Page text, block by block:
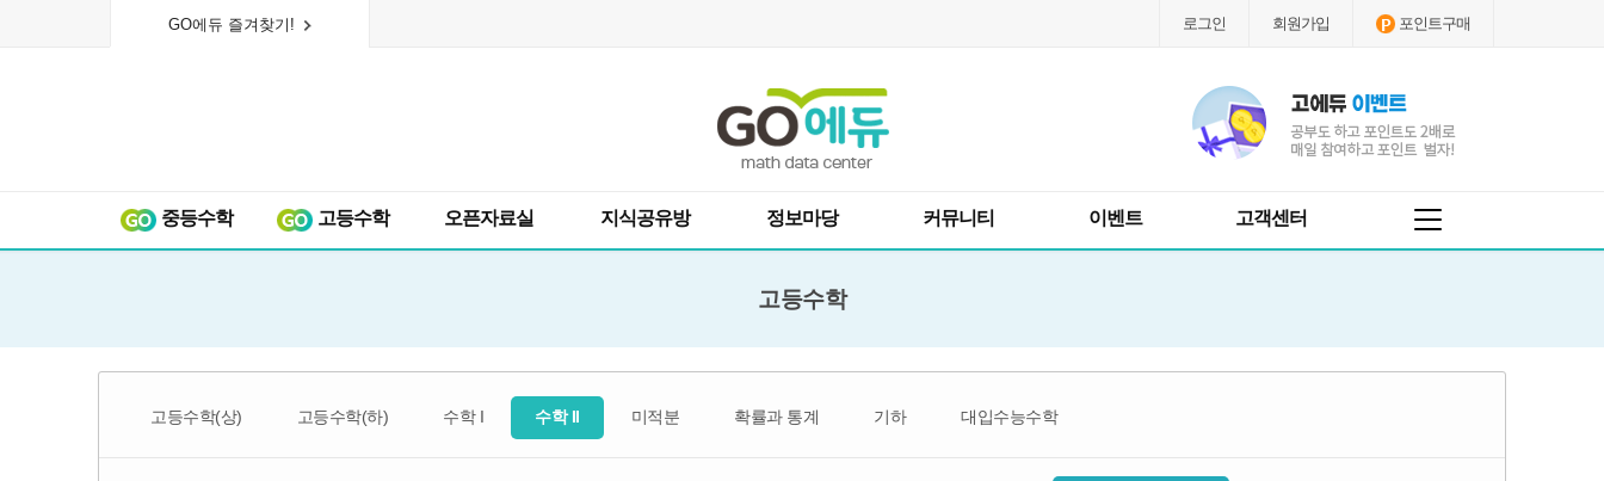
GO에듀 즐겨찾기! 로그인 회원가입 포인트구매
중등수학 고등수학 오픈자료실 지식공유방 정보마당 커뮤니티 이벤트 고객센터
고등수학
고등수학(상) 고등수학(하) 수학 I 수학 II 미적분 확률과 통계 기하 대입수능수학